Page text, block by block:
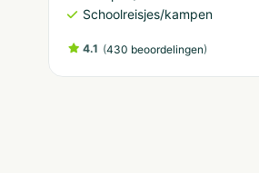
Schoolreisjes/kampen
4.1 (430 beoordelingen)